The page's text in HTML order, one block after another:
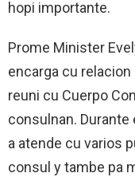
hopi importante.
Prome Minister
encarga cu
reuni cu Cuerpo
consulnan.
a atende cu varios
consul y tambe pa